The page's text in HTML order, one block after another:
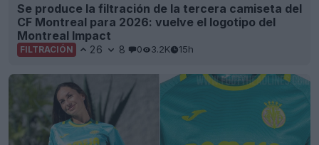
Se produce la filtración de la tercera camiseta del
CF Montreal para 2026: vuelve el logotipo del
Montreal Impact
FILTRACIÓN 26 8 0 3.2K 15h